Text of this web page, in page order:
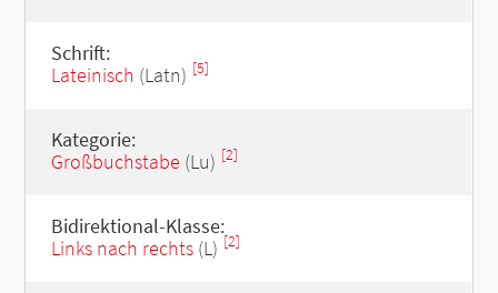
Schrift:
Lateinisch (Latn) [5]
Kategorie:
Großbuchstabe (Lu) [2]
Bidirektional-Klasse:
Links nach rechts(L) [2]